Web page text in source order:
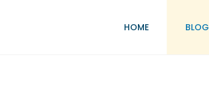
HOME BLOG